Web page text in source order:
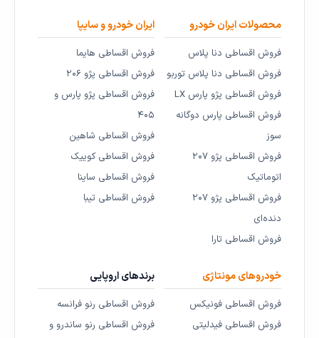
محصولات ایران خودرو
فروش اقساطی دنا پلاس
فروش اقساطی دنا پلاس توربو
فروش اقساطی پژو پارس LX
فروش اقساطی پارس دوگانه
سوز
فروش اقساطی پژو ۲۰۷
اتوماتیک
فروش اقساطی پژو ۲۰۷
دنده‌ای
فروش اقساطی تارا
ایران خودرو و سایپا
فروش اقساطی هایما
فروش اقساطی پژو ۲۰۶
فروش اقساطی پژو پارس و
۴۰۵
فروش اقساطی شاهین
فروش اقساطی کوییک
فروش اقساطی ساینا
فروش اقساطی تیبا
خودروهای مونتاژی
فروش اقساطی فونیکس
فروش اقساطی فیدلیتی
برندهای اروپایی
فروش اقساطی رنو فرانسه
فروش اقساطی رنو ساندرو و